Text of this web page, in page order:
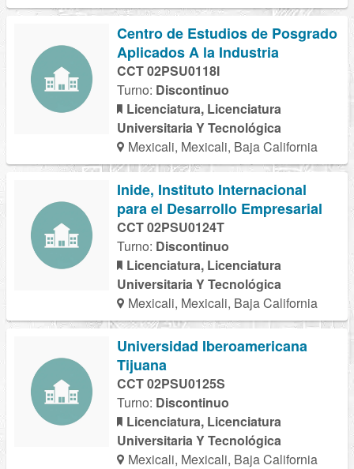
Centro de Estudios de Posgrado
Aplicados A la Industria
CCT 02PSU0118I
Turno: Discontinuo
Licenciatura, Licenciatura
Universitaria Y Tecnológica
Mexicali, Mexicali, Baja California
Inide, Instituto Internacional
para el Desarrollo Empresarial
CCT 02PSU0124T
Turno: Discontinuo
Licenciatura, Licenciatura
Universitaria Y Tecnológica
Mexicali, Mexicali, Baja California
Universidad Iberoamericana
Tijuana
CCT 02PSU0125S
Turno: Discontinuo
Licenciatura, Licenciatura
Universitaria Y Tecnológica
Mexicali, Mexicali, Baja California